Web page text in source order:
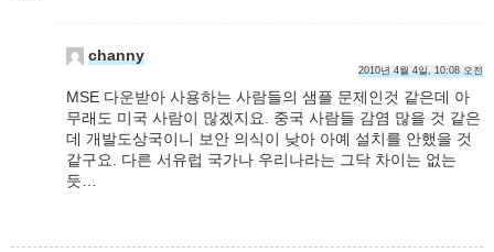
channy
2010년 4월 4일, 10:08 오전
MSE 다운받아 사용하는 사람들의 샘플 문제인것 같은데 아
무래도 미국 사람이 많겠지요. 중국 사람들 감염 많을 것 같은
데 개발도상국이니 보안 의식이 낮아 아예 설치를 안했을 것
같구요. 다른 서유럽 국가나 우리나라는 그닥 차이는 없는
듯…